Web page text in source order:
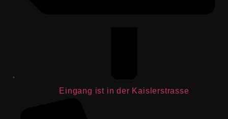
Eingang ist in der Kaislerstrasse